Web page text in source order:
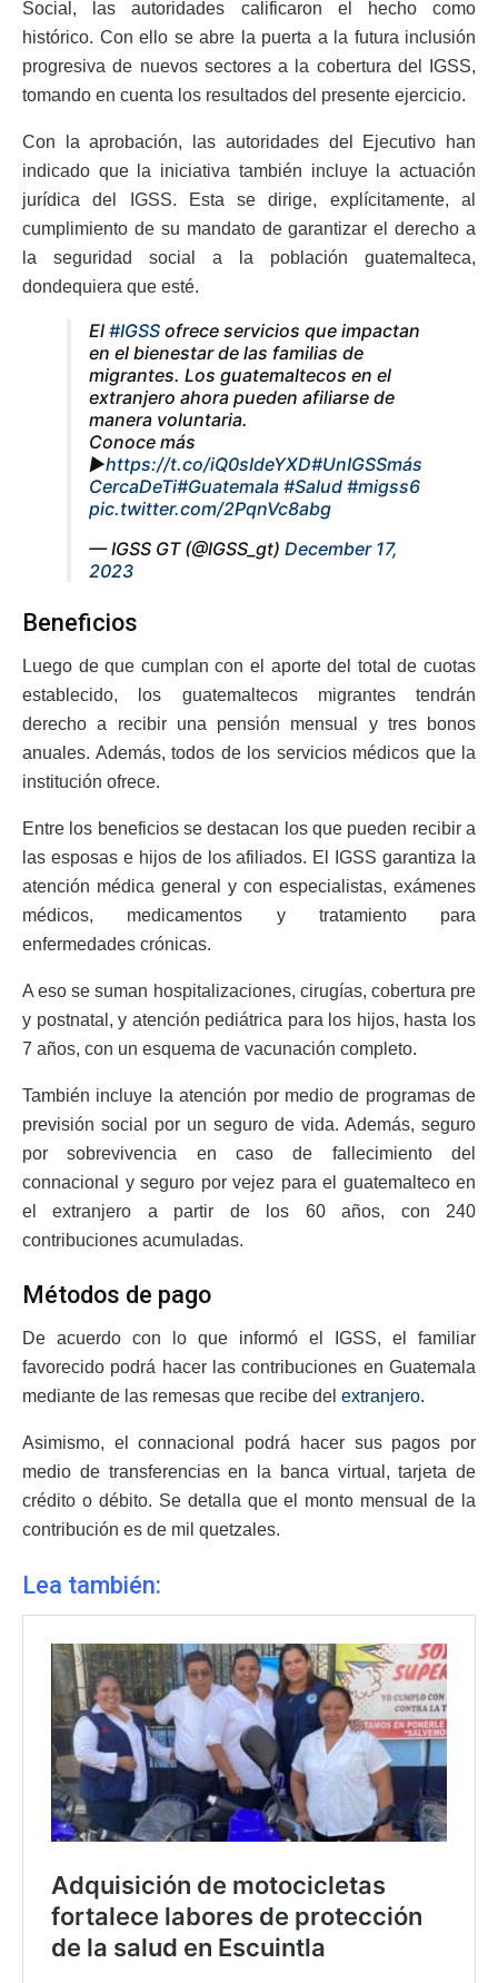
Social, las autoridades calificaron el hecho como
histórico. Con ello se abre la puerta a la futura inclusión
progresiva de nuevos sectores a la cobertura del IGSS,
tomando en cuenta los resultados del presente ejercicio.
Con la aprobación, las autoridades del Ejecutivo han
indicado que la iniciativa también incluye la actuación
jurídica del IGSS. Esta se dirige, explícitamente, al
cumplimiento de su mandato de garantizar el derecho a
la seguridad social a la población guatemalteca,
dondequiera que esté.
El #IGSS ofrece servicios que impactan
en el bienestar de las familias de
migrantes. Los guatemaltecos en el
extranjero ahora pueden afiliarse de
manera voluntaria.
Conoce más
►https://t.co/iQ0sIdeYXD#UnIGSSmás
CercaDeTi#Guatemala #Salud #migss6
pic.twitter.com/2PqnVc8abg
— IGSS GT (@IGSS_gt) December 17,
2023
Beneficios
Luego de que cumplan con el aporte del total de cuotas
establecido, los guatemaltecos migrantes tendrán
derecho a recibir una pensión mensual y tres bonos
anuales. Además, todos de los servicios médicos que la
institución ofrece.
Entre los beneficios se destacan los que pueden recibir a
las esposas e hijos de los afiliados. El IGSS garantiza la
atención médica general y con especialistas, exámenes
médicos, medicamentos y tratamiento para
enfermedades crónicas.
A eso se suman hospitalizaciones, cirugías, cobertura pre
y postnatal, y atención pediátrica para los hijos, hasta los
7 años, con un esquema de vacunación completo.
También incluye la atención por medio de programas de
previsión social por un seguro de vida. Además, seguro
por sobrevivencia en caso de fallecimiento del
connacional y seguro por vejez para el guatemalteco en
el extranjero a partir de los 60 años, con 240
contribuciones acumuladas.
Métodos de pago
De acuerdo con lo que informó el IGSS, el familiar
favorecido podrá hacer las contribuciones en Guatemala
mediante de las remesas que recibe del extranjero.
Asimismo, el connacional podrá hacer sus pagos por
medio de transferencias en la banca virtual, tarjeta de
crédito o débito. Se detalla que el monto mensual de la
contribución es de mil quetzales.
Lea también: